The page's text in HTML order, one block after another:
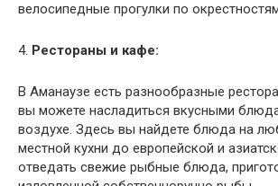
велосипедные прогулки по
4. Рестораны и кафе:
В Аманаузе есть разнообразные
вы можете насладиться вкусными
воздухе. Здесь вы найдете блюда на
местной кухни до европейской и
отведать свежие рыбные блюда,